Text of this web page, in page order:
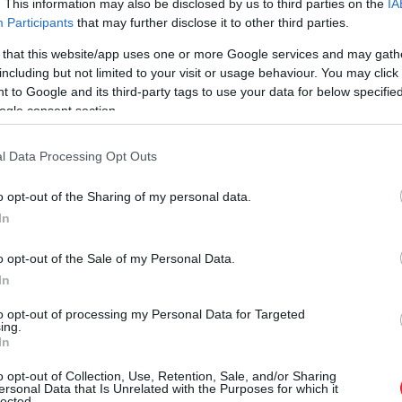
This information may also be disclosed by us to third parties on the
Participants that may further disclose it to other third parties.
that this website/app uses one or more Google services and may
but not limited to your visit or usage behaviour. You may
to Google and its third-party tags to use your data for below
consent section.
Data Processing Opt Outs
opt-out of the Sharing of my personal data.
opt-out of the Sale of my Personal Data.
opt-out of processing my Personal Data for Targeted
opt-out of Collection, Use, Retention, Sale, and/or Sharing
Data that Is Unrelated with the Purposes for which it
budžetā Viduseiropas un
samazināties kohēzijai paredzētais finansējums,
uzņēmumi ar Rietumvalstu kapitālu izved
bagātas, gribētu mainīt ES budžeta naudas
un konkurētspēju, nevis atļautu to darīt
valdības vadītājs, mudinot apvienot spēkus